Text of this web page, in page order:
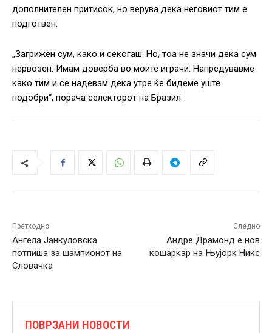
дополнителен притисок, но верува дека неговиот тим е
подготвен.
„Загрижен сум, како и секогаш. Но, тоа не значи дека сум
нервозен. Имам доверба во моите играчи. Напредувавме
како тим и се надевам дека утре ќе бидеме уште
подобри“, порача селекторот на Бразил.
Претходно
Ангела Јанкуловска
потпиша за шампионот на
Словачка
Следно
Андре Драмонд е нов
кошаркар на Њујорк Никс
ПОВРЗАНИ НОВОСТИ